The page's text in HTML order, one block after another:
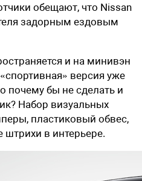
обещают, что Nissan
задорным ездовым
и на минивэн
версия уже
почему бы не сделать и
Набор визуальных
пластиковый обвес,
в интерьере.